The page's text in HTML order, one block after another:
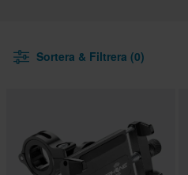
Sortera & Filtrera (0)